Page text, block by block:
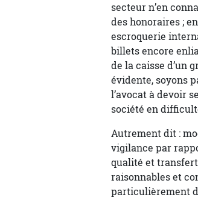
secteur n’en
des honoraires ;
escroquerie
billets encore
de la caisse d’un
évidente, soyons
l’avocat à devoir
société en
Autrement dit :
vigilance par
qualité et
raisonnables et
particulièrement